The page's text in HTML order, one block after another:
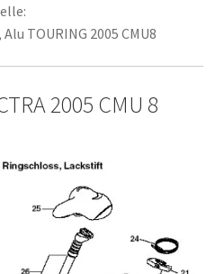
Alu TOURING 2005 CMU8
2005 CMU 8